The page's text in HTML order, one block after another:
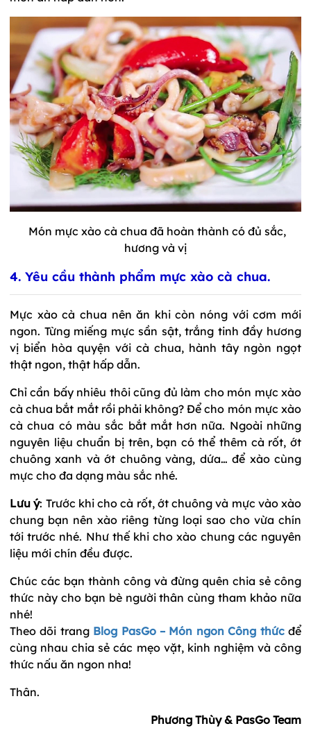
Món mực xào cà chua đã hoàn thành có đủ sắc,
hương và vị
4. Yêu cầu thành phẩm mực xào cà chua.
Mực xào cà chua nên ăn khi còn nóng với cơm mới
ngon. Từng miếng mực sần sật, trắng tinh đầy hương
vị biển hòa quyện với cà chua, hành tây ngòn ngọt
thật ngon, thật hấp dẫn.
Chỉ cần bấy nhiêu thôi cũng đủ làm cho món mực xào
cà chua bắt mắt rồi phải không? Để cho món mực xào
cà chua có màu sắc bắt mắt hơn nữa. Ngoài những
nguyên liệu chuẩn bị trên, bạn có thể thêm cà rốt, ớt
chuông xanh và ớt chuông vàng, dứa… để xào cùng
mực cho đa dạng màu sắc nhé.
Lưu ý: Trước khi cho cà rốt, ớt chuông và mực vào xào
chung bạn nên xào riêng từng loại sao cho vừa chín
tới trước nhé. Như thế khi cho xào chung các nguyên
liệu mới chín đều được.
Chúc các bạn thành công và đừng quên chia sẻ công
thức này cho bạn bè người thân cùng tham khảo nữa
nhé!
Theo dõi trang Blog PasGo – Món ngon Công thứcđể
cùng nhau chia sẻ các mẹo vặt, kinh nghiệm và công
thức nấu ăn ngon nha!
Thân.
Phương Thùy & PasGo Team